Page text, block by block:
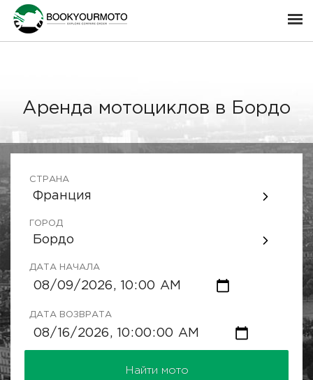
Аренда мотоциклов в Бордо
СТРАНА
Франция
ГОРОД
Бордо
ДАТА НАЧАЛА
ДАТА ВОЗВРАТА
Найти мото